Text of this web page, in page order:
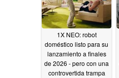
1X NEO: robot
doméstico listo para su
lanzamiento a finales
de 2026 - pero con una
controvertida trampa